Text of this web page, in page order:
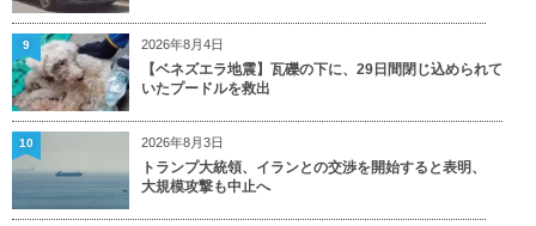
2026年8月4日
【ベネズエラ地震】瓦礫の下に、29日間閉じ込められて
いたプードルを救出
9
2026年8月3日
トランプ大統領、イランとの交渉を開始すると表明、
大規模攻撃も中止へ
10